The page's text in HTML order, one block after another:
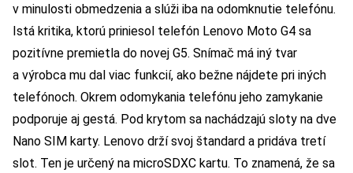
v minulosti obmedzenia a slúži iba na odomknutie telefónu.
Istá kritika, ktorú priniesol telefón Lenovo Moto G4 sa
pozitívne premietla do novej G5. Snímač má iný tvar
a výrobca mu dal viac funkcií, ako bežne nájdete pri iných
telefónoch. Okrem odomykania telefónu jeho zamykanie
podporuje aj gestá. Pod krytom sa nachádzajú sloty na dve
Nano SIM karty. Lenovo drží svoj štandard a pridáva tretí
slot. Ten je určený na microSDXC kartu. To znamená, že sa